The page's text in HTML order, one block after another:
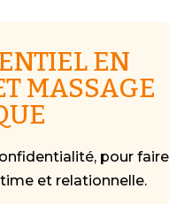
EN
MASSAGE
pour faire
et relationnelle.